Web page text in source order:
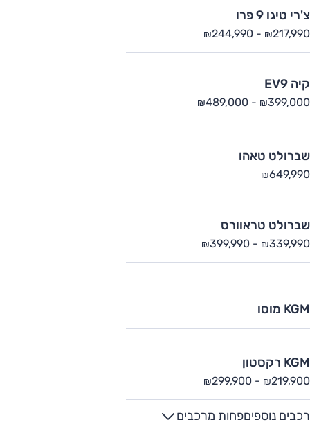
צ'רי טיגו 9 פרו
₪217,990
-
₪244,990
קיה EV9
₪399,000
-
₪489,000
שברולט טאהו
₪649,990
שברולט טראוורס
₪339,990
-
₪399,990
KGM מוסו
KGM רקסטון
₪219,900
-
₪299,900
רכבים נוספיםפחות מרכבים